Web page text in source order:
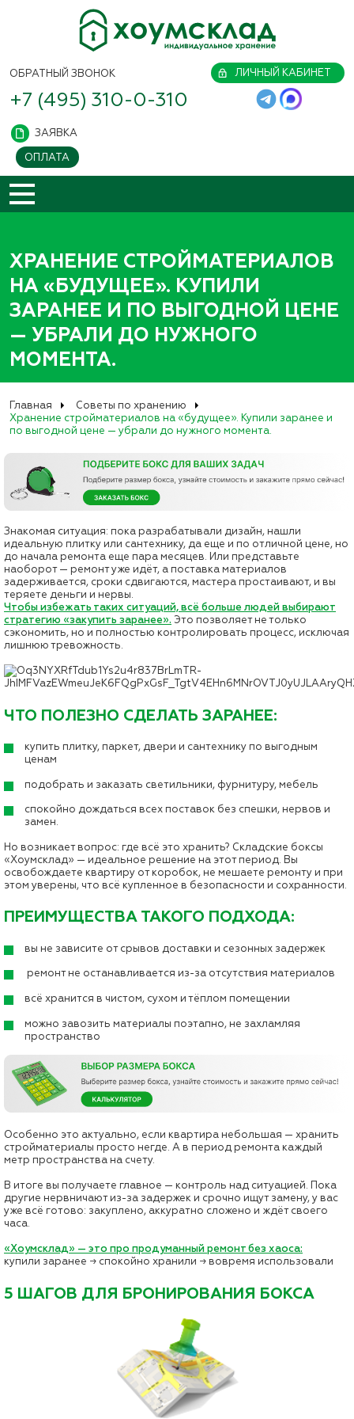
ОБРАТНЫЙ ЗВОНОК
+7 (495) 310-0-310
ЛИЧНЫЙ КАБИНЕТ
ЗАЯВКА
ОПЛАТА
ХРАНЕНИЕ СТРОЙМАТЕРИАЛОВ
НА «БУДУЩЕЕ». КУПИЛИ
ЗАРАНЕЕ И ПО ВЫГОДНОЙ ЦЕНЕ
— УБРАЛИ ДО НУЖНОГО
МОМЕНТА.
Главная
Советы по хранению
Хранение стройматериалов на «будущее». Купили заранее и
по выгодной цене — убрали до нужного момента.
Знакомая ситуация: пока разрабатывали дизайн, нашли
идеальную плитку или сантехнику, да еще и по отличной цене, но
до начала ремонта еще пара месяцев. Или представьте
наоборот — ремонт уже идёт, а поставка материалов
задерживается, сроки сдвигаются, мастера простаивают, и вы
теряете деньги и нервы.
Чтобы избежать таких ситуаций, всё больше людей выбирают
стратегию «закупить заранее». Это позволяет не только
сэкономить, но и полностью контролировать процесс, исключая
лишнюю тревожность.
ЧТО ПОЛЕЗНО СДЕЛАТЬ ЗАРАНЕЕ:
купить плитку, паркет, двери и сантехнику по выгодным
ценам
подобрать и заказать светильники, фурнитуру, мебель
спокойно дождаться всех поставок без спешки, нервов и
замен.
Но возникает вопрос: где всё это хранить? Складские боксы
«Хоумсклад» — идеальное решение на этот период. Вы
освобождаете квартиру от коробок, не мешаете ремонту и при
этом уверены, что всё купленное в безопасности и сохранности.
ПРЕИМУЩЕСТВА ТАКОГО ПОДХОДА:
вы не зависите от срывов доставки и сезонных задержек
ремонт не останавливается из-за отсутствия материалов
всё хранится в чистом, сухом и тёплом помещении
можно завозить материалы поэтапно, не захламляя
пространство
Особенно это актуально, если квартира небольшая — хранить
стройматериалы просто негде. А в период ремонта каждый
метр пространства на счету.
В итоге вы получаете главное — контроль над ситуацией. Пока
другие нервничают из-за задержек и срочно ищут замену, у вас
уже всё готово: закуплено, аккуратно сложено и ждёт своего
часа.
«Хоумсклад» — это про продуманный ремонт без хаоса:
купили заранее → спокойно хранили → вовремя использовали
5 ШАГОВ ДЛЯ БРОНИРОВАНИЯ БОКСА